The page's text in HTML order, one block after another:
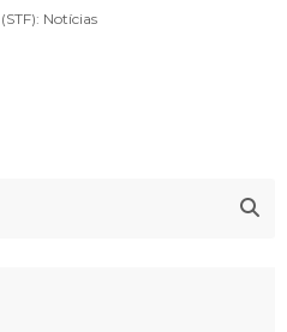
Notícias